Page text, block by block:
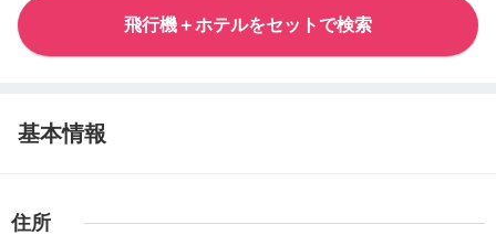
飛行機＋ホテルをセットで検索
基本情報
住所